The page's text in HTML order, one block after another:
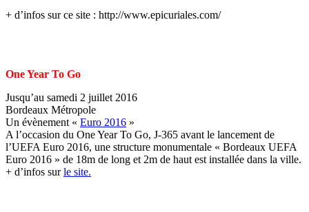
+ d’infos sur ce site : http://www.epicuriales.com/
One Year To Go
Jusqu’au samedi 2 juillet 2016
Bordeaux Métropole
Un évènement « Euro 2016 »
A l’occasion du One Year To Go, J-365 avant le lancement de
l’UEFA Euro 2016, une structure monumentale « Bordeaux UEFA
Euro 2016 » de 18m de long et 2m de haut est installée dans la ville.
+ d’infos surle site.